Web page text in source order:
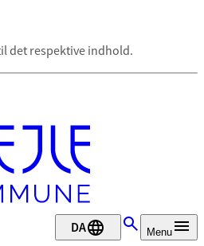
det respektive indhold.
DA Menu